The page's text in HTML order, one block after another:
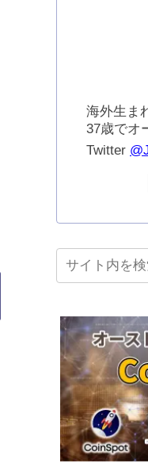
海外生ま
37歳でオ
Twitter